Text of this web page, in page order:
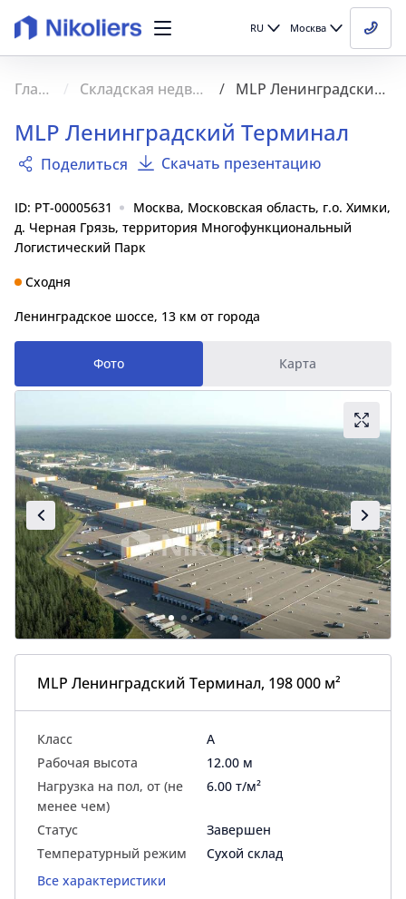
RU Москва
Главная Складская недвижимость MLP Ленинградский Терминал
MLP Ленинградский Терминал
Поделиться Скачать презентацию
ID: PT-00005631
Москва, Московская область, г.о. Химки,
д. Черная Грязь, территория Многофункциональный
Логистический Парк
Сходня
Ленинградское шоссе, 13 км от города
Фото Карта
MLP Ленинградский Терминал, 198 000 м²
Класс
A
Рабочая высота
12.00 м
Нагрузка на пол, от (не
менее чем)
6.00 т/м²
Статус
Завершен
Температурный режим
Сухой склад
Все характеристики